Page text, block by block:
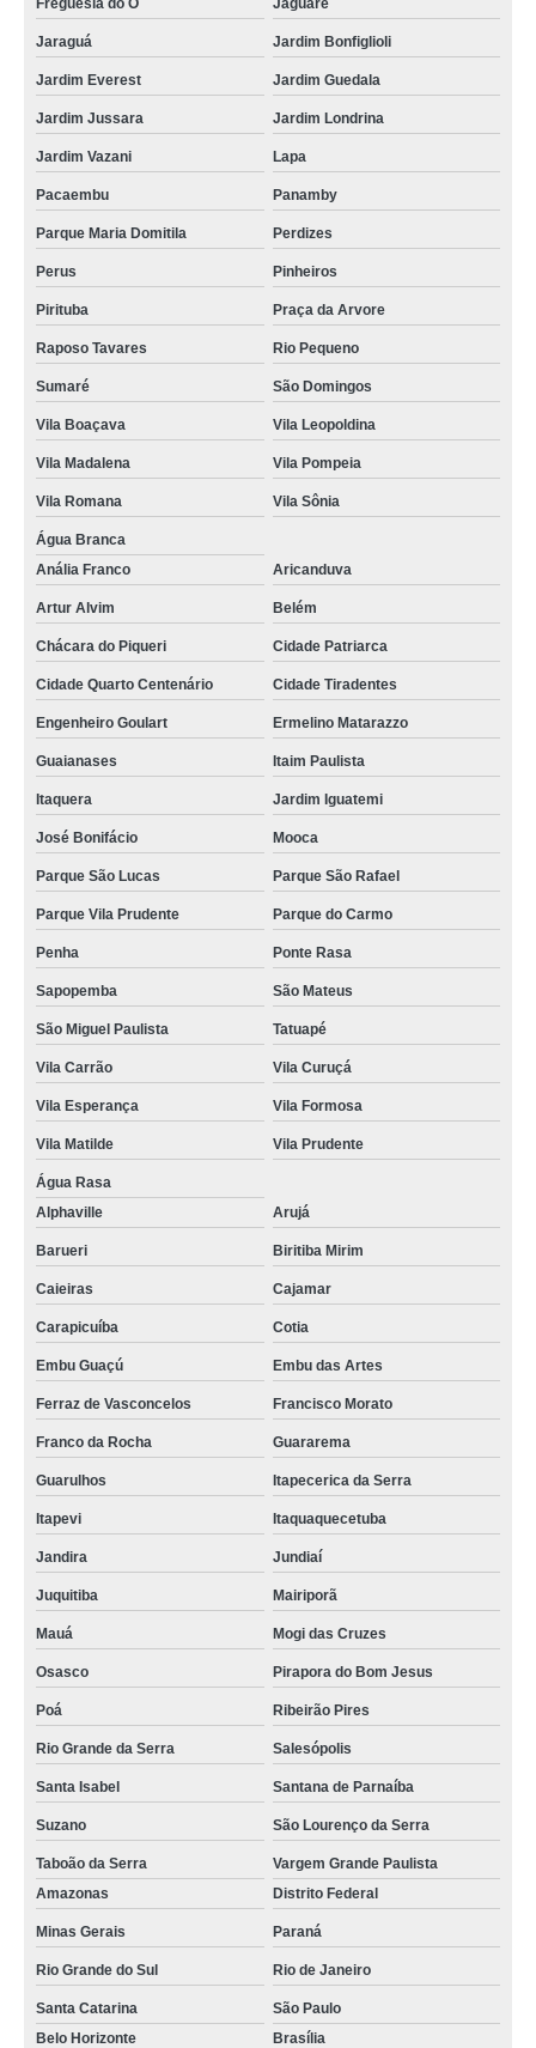
Freguesia do Ó Jaguaré
Jaraguá Jardim Bonfiglioli
Jardim Everest Jardim Guedala
Jardim Jussara Jardim Londrina
Jardim Vazani Lapa
Pacaembu Panamby
Parque Maria Domitila Perdizes
Perus Pinheiros
Pirituba Praça da Arvore
Raposo Tavares Rio Pequeno
Sumaré São Domingos
Vila Boaçava Vila Leopoldina
Vila Madalena Vila Pompeia
Vila Romana Vila Sônia
Água Branca
Anália Franco
Aricanduva
Artur Alvim Belém
Chácara do Piqueri Cidade Patriarca
Cidade Quarto Centenário Cidade Tiradentes
Engenheiro Goulart Ermelino Matarazzo
Guaianases Itaim Paulista
Itaquera Jardim Iguatemi
José Bonifácio Mooca
Parque São Lucas Parque São Rafael
Parque Vila Prudente Parque do Carmo
Penha Ponte Rasa
Sapopemba São Mateus
São Miguel Paulista Tatuapé
Vila Carrão Vila Curuçá
Vila Esperança Vila Formosa
Vila Matilde Vila Prudente
Água Rasa
Alphaville
Arujá
Barueri Biritiba Mirim
Caieiras Cajamar
Carapicuíba Cotia
Embu Guaçú Embu das Artes
Ferraz de Vasconcelos Francisco Morato
Franco da Rocha Guararema
Guarulhos Itapecerica da Serra
Itapevi Itaquaquecetuba
Jandira Jundiaí
Juquitiba Mairiporã
Mauá Mogi das Cruzes
Osasco Pirapora do Bom Jesus
Poá Ribeirão Pires
Rio Grande da Serra Salesópolis
Santa Isabel Santana de Parnaíba
Suzano São Lourenço da Serra
Taboão da Serra
Vargem Grande Paulista
Amazonas
Distrito Federal
Minas Gerais Paraná
Rio Grande do Sul Rio de Janeiro
Santa Catarina
São Paulo
Belo Horizonte
Brasília